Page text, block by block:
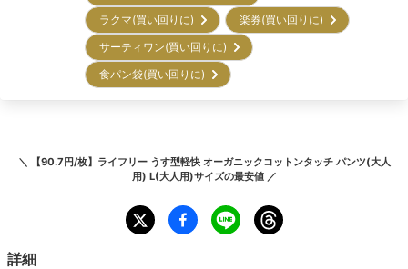
ラクマ(買い回りに)
楽券(買い回りに)
サーティワン(買い回りに)
食パン袋(買い回りに)
＼
【90.7円/枚】ライフリー うす型軽快 オーガニックコットンタッチ パンツ(大人
用) L(大人用)サイズの最安値 ／
詳細